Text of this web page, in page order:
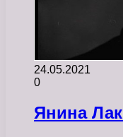
24.05.2021
0
Янина